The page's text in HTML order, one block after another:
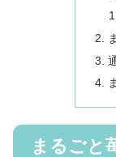
まるごと